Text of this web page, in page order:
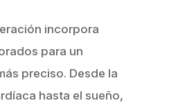
incorpora
para un
preciso. Desde la
hasta el sueño,